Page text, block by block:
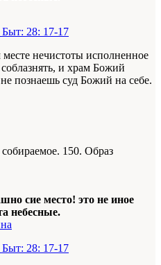
Быт: 28: 17-17
нечистоты исполнен­ное
и храм Божий
познаешь суд Божий на себе.
150. Образ
сие место! это не иное
небесные.
Быт: 28: 17-17